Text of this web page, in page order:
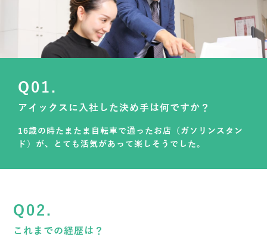
Q01.
アイックスに入社した決め手は何ですか？
16歳の時たまたま自転車で通ったお店（ガソリンスタン
ド）が、とても活気があって楽しそうでした。
Q02.
これまでの経歴は？